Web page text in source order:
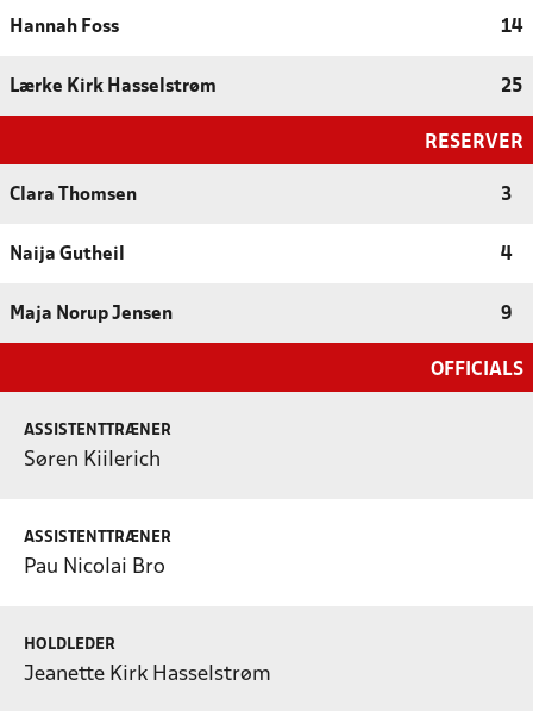
Hannah Foss 14
Lærke Kirk Hasselstrøm 25
RESERVER
Clara Thomsen 3
Naija Gutheil 4
Maja Norup Jensen 9
OFFICIALS
ASSISTENTTRÆNER
Søren Kiilerich
ASSISTENTTRÆNER
Pau Nicolai Bro
HOLDLEDER
Jeanette Kirk Hasselstrøm